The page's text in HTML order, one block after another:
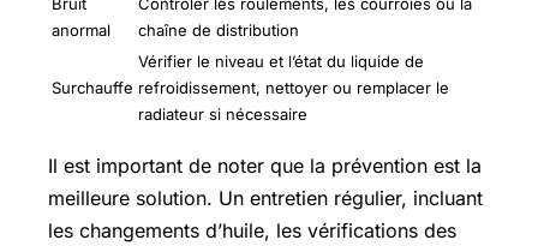
anormal
chaîne de distribution
Surchauffe
Vérifier le niveau et l’état du liquide de
refroidissement, nettoyer ou remplacer le
radiateur si nécessaire
Il est important de noter que la prévention est la
meilleure solution. Un entretien régulier, incluant
les changements d’huile, les vérifications des